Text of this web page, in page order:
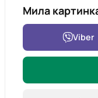
Мила
Viber